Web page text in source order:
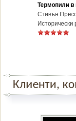
Термопили
Стивън
Исторически
Клиенти,